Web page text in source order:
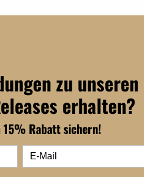
zu unseren
erhalten?
15% Rabatt sichern!